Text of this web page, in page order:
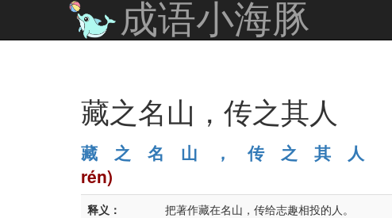
成语小海豚
藏之名山，传之其人
藏 之 名 山 ， 传 之 其 人
rén)
释义：
把著作藏在名山，传给志趣相投的人。